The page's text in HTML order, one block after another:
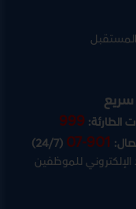
الطارئة:999
07-901
(24/7)
للموظفين